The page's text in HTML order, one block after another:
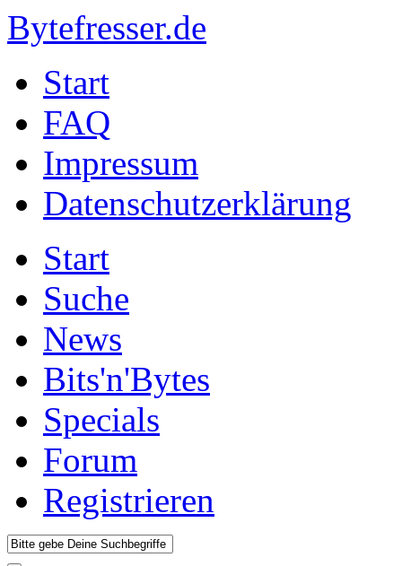
Bytefresser.de
Start
FAQ
Impressum
Datenschutzerklärung
Start
Suche
News
Bits'n'Bytes
Specials
Forum
Registrieren